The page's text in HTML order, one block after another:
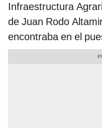
Infraestructura
de Juan Rodo
encontraba en el